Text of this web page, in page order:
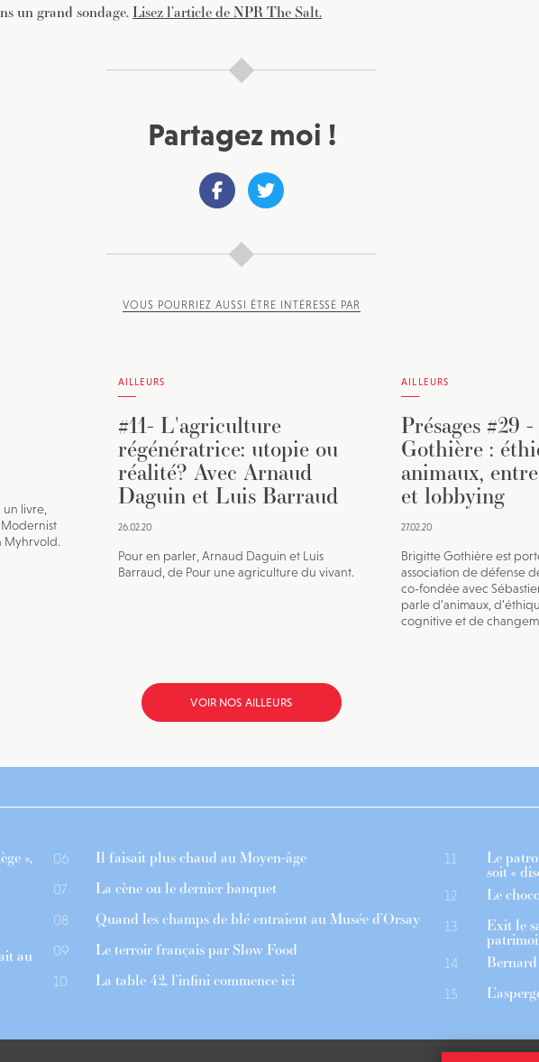
un grand sondage.Lisez l’article de NPR The Salt.
Partagez moi !
VOUS POURRIEZ AUSSI ÊTRE INTÉRESSÉ PAR
livre,
Myhrvold.
AILLEURS
#11- L'agriculture
régénératrice: utopie ou
réalité? Avec Arnaud
Daguin et Luis Barraud
26.02.20
Pour en parler, Arnaud Daguin et Luis
Barraud, de Pour une agriculture du vivant.
AILLEURS
Présages #29
Gothière :
animaux,
et lobbying
27.02.20
Brigitte Gothière est
association de défense
co-fondée avec
parle d’animaux,
cognitive et de
VOIR NOS AILLEURS
»,
au
06 Il faisait plus chaud au Moyen-âge
07 La cène ou le dernier banquet
08 Quand les champs de blé entraient au Musée d’Orsay
09 Le terroir français par Slow Food
10 La table 42, l’infini commence ici
11 Le
soit «
12 Le
13 Exit le
14
15